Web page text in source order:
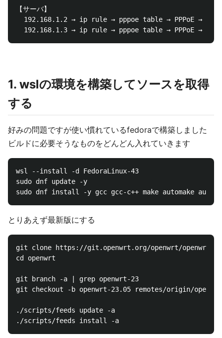
【サーバ】
192.168.1.2 → ip rule → pppoe table → PPPoE →
1. wslの環境を構築してソースを取得
する
好みの問題ですが使い慣れているfedoraで構築しました
ビルドに必要そうなものをどんどん入れていきます
wsl --install -d FedoraLinux-43
sudo dnf update -y
とりあえず最新版にする
git clone https://git.openwrt.org/openwrt/
cd openwrt
git branch -a | grep openwrt-23
git checkout -b openwrt-23.05 remotes/origin/
./scripts/feeds update -a